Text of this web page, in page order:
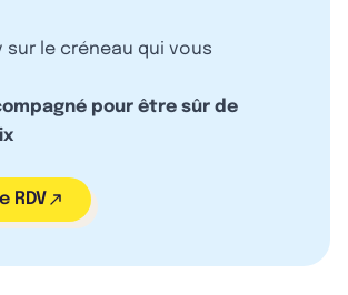
sur le créneau qui vous
pour être sûr de
RDV